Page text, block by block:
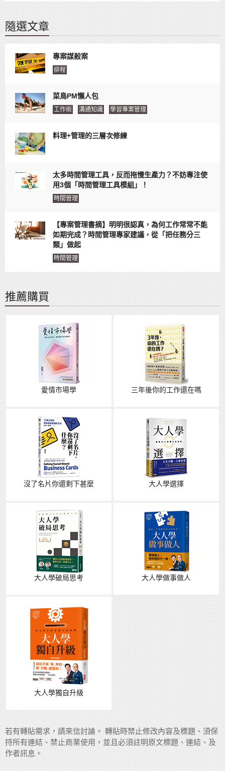
隨選文章
專案謀殺案
排程
菜鳥PM懶人包
工作術 溝通知識 學習專案管理
料理+管理的三層次修練
太多時間管理工具，反而拖慢生產力？不妨專注使
用3個「時間管理工具模組」！
時間管理
【專案管理書摘】明明很認真，為何工作常常不能
如期完成？時間管理專家建議，從「把任務分三
類」做起
時間管理
推薦購買
愛情市場學 三年後你的工作還在嗎
沒了名片你還剩下甚麼 大人學選擇
大人學破局思考 大人學做事做人
大人學獨自升級
若有轉貼需求，請來信討論。 轉貼時禁止修改內容及標題、須保
持所有連結、禁止商業使用，並且必須註明原文標題、連結、及
作者訊息。